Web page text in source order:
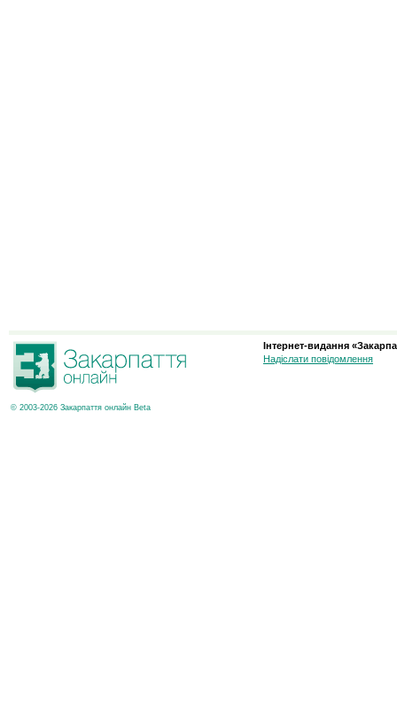
© 2003-2026 Закарпаття онлайн Beta
Інтернет-видання
Надіслати повідомлення